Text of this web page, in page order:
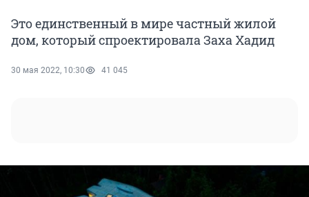
Это единственный в мире частный жилой
дом, который спроектировала Заха Хадид
30 мая 2022, 10:30 41 045